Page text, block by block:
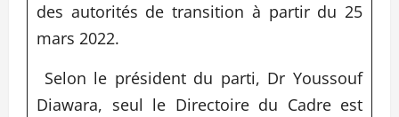
des autorités de transition à partir du 25
mars 2022.
Selon le président du parti, Dr Youssouf
Diawara, seul le Directoire du Cadre est